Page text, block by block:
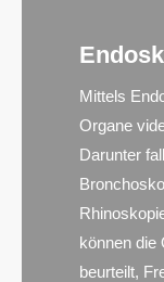
Mittels
Organe
Darunter
können die
beurteilt,